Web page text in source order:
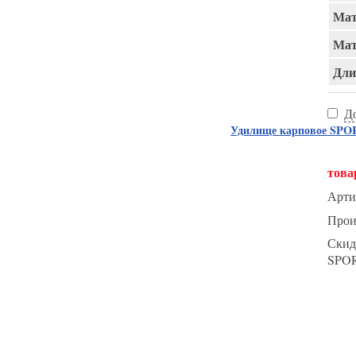
Удилище карповое